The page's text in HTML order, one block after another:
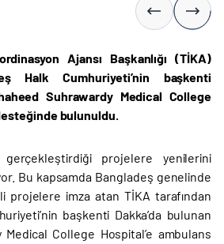
Ajansı Başkanlığı (TİKA)
Halk Cumhuriyeti’nin başkenti
Suhrawardy Medical College
bulunuldu.
gerçekleştirdiği projelere yenilerini
Bu kapsamda Bangladeş genelinde
projelere imza atan TİKA tarafından
başkenti Dakka’da bulunan
College Hospital’e ambulans